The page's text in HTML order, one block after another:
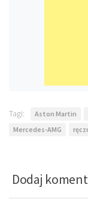
Tagi: Aston Martin
Mercedes-AMG
Dodaj